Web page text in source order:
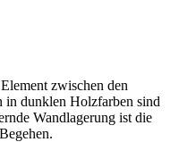
zwischen den
in dunklen Holzfarben sind
Wandlagerung ist die